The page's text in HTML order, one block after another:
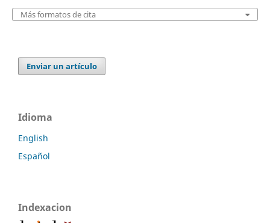
Más formatos de cita
Enviar un artículo
Idioma
English
Español
Indexacion